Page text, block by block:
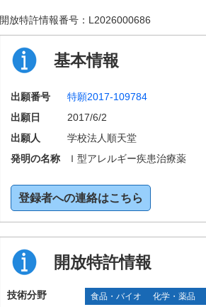
開放特許情報番号： L2026000686
基本情報
出願番号 特願2017-109784
出願日
2017/6/2
出願人
学校法人順天堂
発明の名称
Ｉ型アレルギー疾患治療薬
登録者への連絡はこちら
開放特許情報
技術分野 食品・バイオ 化学・薬品